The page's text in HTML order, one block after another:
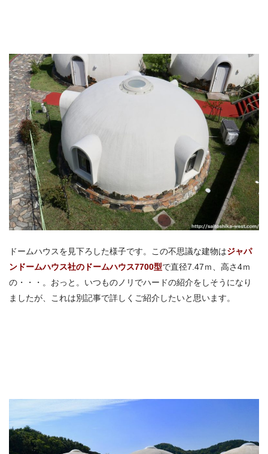
ドームハウスを見下ろした様子です。この不思議な建物はジャパ
ンドームハウス社のドームハウス7700型で直径7.47ｍ、高さ4ｍ
の・・・。おっと。いつものノリでハードの紹介をしそうになり
ましたが、これは別記事で詳しくご紹介したいと思います。